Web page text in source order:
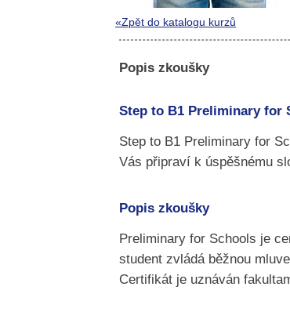
«Zpět do katalogu kurzů
Popis zkoušky
Step to B1 Preliminary for
Step to B1 Preliminary for
Vás připraví k úspěšnému
Popis zkoušky
Preliminary for Schools je
student zvládá běžnou
Certifikát je uznáván